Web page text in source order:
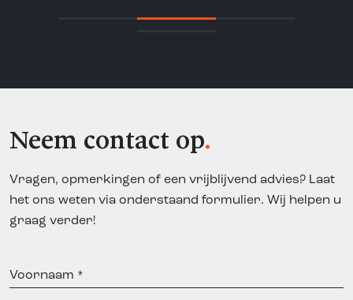
Neem contact op
Vragen, opmerkingen of een vrijblijvend advies? Laat
het ons weten via onderstaand formulier. Wij helpen u
graag verder!
Voornaam